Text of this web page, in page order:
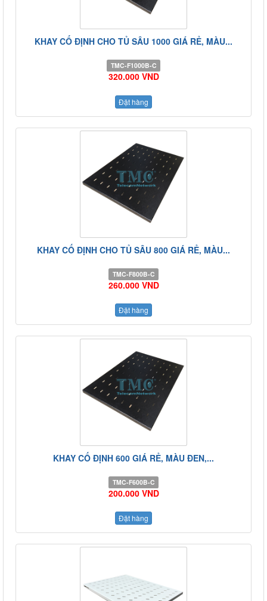
KHAY CỐ ĐỊNH CHO TỦ SÂU 1000 GIÁ RẺ, MÀU...
TMC-F1000B-C
320.000 VND
Đặt hàng
KHAY CỐ ĐỊNH CHO TỦ SÂU 800 GIÁ RẺ, MÀU...
TMC-F800B-C
260.000 VND
Đặt hàng
KHAY CỐ ĐỊNH 600 GIÁ RẺ, MÀU ĐEN,...
TMC-F600B-C
200.000 VND
Đặt hàng